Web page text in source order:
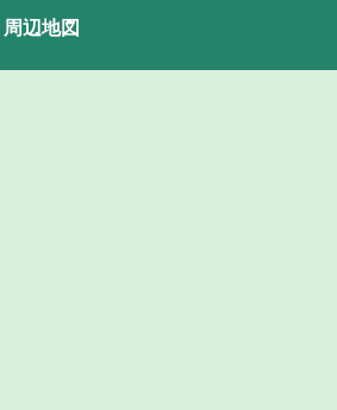
周辺地図